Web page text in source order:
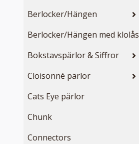
Berlocker/Hängen
Berlocker/Hängen med klolås
Bokstavspärlor & Siffror
Cloisonné pärlor
Cats Eye pärlor
Chunk
Connectors